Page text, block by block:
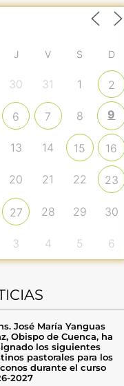
J V S D
30 31 1 2
6 7 8 9
13 14 15 16
20 21 22 23
27 28 29 30
3 4 5 6
José María Yanguas
Obispo de Cuenca, ha
los siguientes
pastorales para los
durante el curso
2027